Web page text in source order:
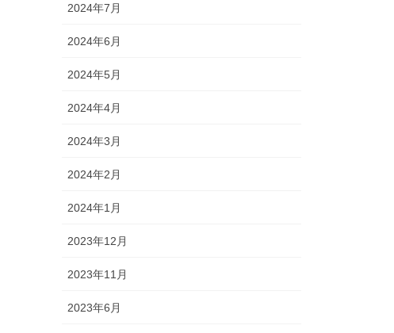
2024年7月
2024年6月
2024年5月
2024年4月
2024年3月
2024年2月
2024年1月
2023年12月
2023年11月
2023年6月